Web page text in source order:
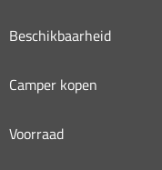
Beschikbaarheid
Camper kopen
Voorraad